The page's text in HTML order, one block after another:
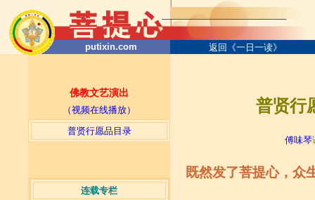
putixin.com 返回《一日一读》
佛教文艺演出
（视频在线播放）
普贤行愿品目录
连载专栏
普贤行
傅味琴
既然发了菩提心，众